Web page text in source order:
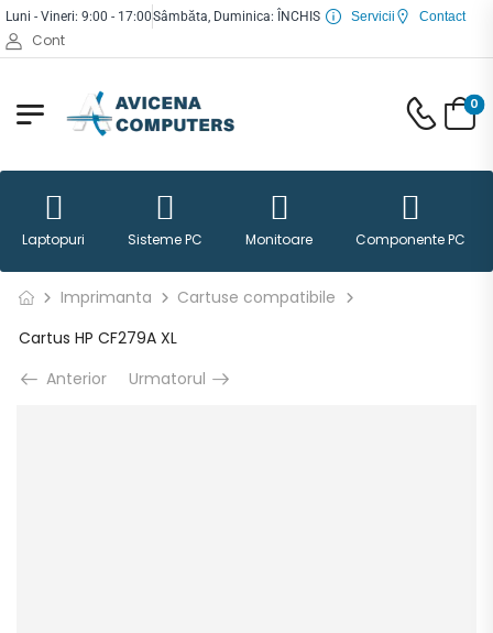
Luni - Vineri: 9:00 - 17:00Sâmbăta, Duminica: ÎNCHIS Servicii Contact
Cont
0
Laptopuri Sisteme PC Monitoare Componente PC
Imprimanta
Cartuse compatibile
Cartus HP CF279A XL
Anterior
Urmatorul